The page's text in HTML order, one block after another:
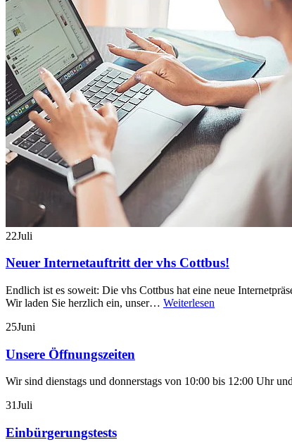
22Juli
Neuer Internetauftritt der vhs Cottbus!
Endlich ist es soweit: Die vhs Cottbus hat eine neue
Wir laden Sie herzlich ein, unser… Weiterlesen
25Juni
Unsere Öffnungszeiten
Wir sind dienstags und donnerstags von 10:00 bis 12:00 Uhr
31Juli
Einbürgerungstests